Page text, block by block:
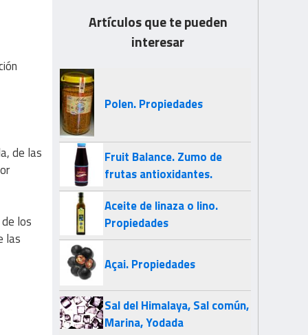
de las
los
las
Artículos que te pueden
interesar
Polen. Propiedades
Fruit Balance. Zumo de
frutas antioxidantes.
Aceite de linaza o lino.
Propiedades
Açai. Propiedades
Sal del Himalaya, Sal común,
Marina, Yodada